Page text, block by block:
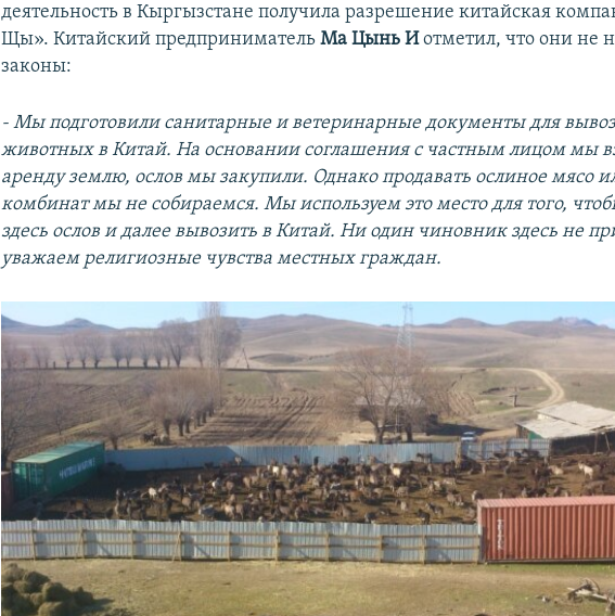
деятельность в Кыргызстане получила разрешение китайская
Щы». Китайский предприниматель Ма Цынь Иотметил, что они не
законы:
- Мы подготовили санитарные и ветеринарные документы для
животных в Китай. На основании соглашения с частным лицом мы
аренду землю, ослов мы закупили. Однако продавать ослиное мясо
комбинат мы не собираемся. Мы используем это место для того,
здесь ослов и далее вывозить в Китай. Ни один чиновник здесь не
уважаем религиозные чувства местных граждан.